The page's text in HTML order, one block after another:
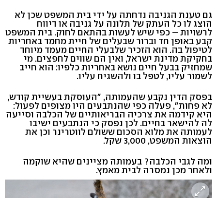
גם טענת הגניבה נדחתה על ידי בית המשפט שכן לא
הוצג לו כל העתק של תלונה על גניבה או דיווח
לרשויות – כפי שיש לעשות בהתאם לחוק. בית המשפט
קבע באופן חד וברור שבעלים של חיית מחמד באחריות
לטיפול בה. הוא הזכיר שלבעלי החיים מעמד מיוחד
בחקיקת מדינת ישראל, ואין הם שווים לחפצים. מי
שמחזיק בבעל חיים נושא באחריות כלפיו: הוא חייב
לשמור עליו, לטפל בו ולהשגיח עליו.
בפסק הדין נקבע שהעמותה, "העוסקת בעשיית קודש,
לא פחות", פעלה כפי שהנתבעים היו מצופים לפעול:
היא קידמה את צרכיה הבריאותיים של הכלבה וסייעה
לה להישאר בחיים. לכן נפסק כי הנתבעים ישיבו
לעמותה את מלוא הסכום ששולם לווטרינר וכן את
הוצאות המשפט, 3,000 שקל.
ומה לגבי הכלבה? בעמותה מציינים שהיא שוקמה
ולאחר מכן נמסרה לבית מאמץ.